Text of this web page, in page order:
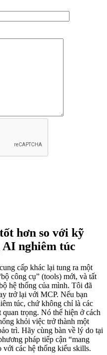
hơn so với kỹ
AI nghiêm túc
cấp khác lại tung ra một
công cụ” (tools) mới, và tất
hệ thống của mình. Tôi đã
trở lại với MCP. Nếu bạn
túc, chứ không chỉ là các
trọng. Nó thể hiện ở cách
khỏi việc trở thành một
trì. Hãy cùng bàn về lý do tại
pháp tiếp cận “mang
với các hệ thống kiểu skills.